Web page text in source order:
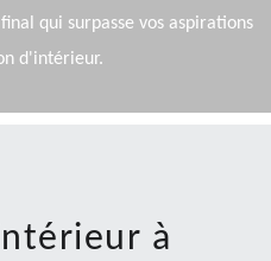
qui surpasse vos aspirations
d'intérieur.
à